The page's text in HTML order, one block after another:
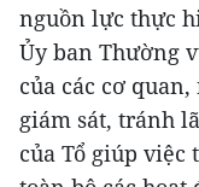
nguồn lực thực
Ủy ban Thường
của các cơ
giám sát, tránh
của Tổ giúp